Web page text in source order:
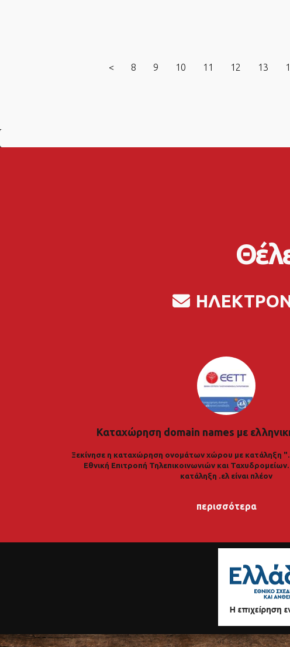
< 8 9 10 11 12 13
Καταχώρηση domain names με
Ξεκίνησε η καταχώρηση ονομάτων χώρου με κατάληξη
Εθνική Επιτροπή Τηλεπικοινωνιών και
κατάληξη .ελ είναι πλέον
περισσότερα